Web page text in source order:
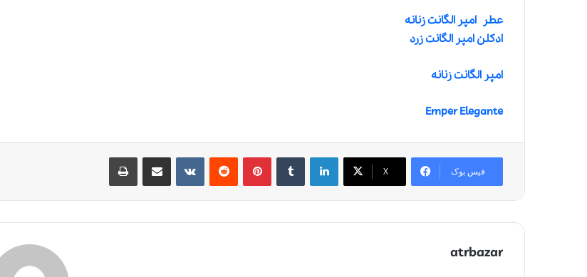
عطر امپر الگانت زنانه
ادکلن امپر الگانت زرد
امپر الگانت زنانه
Emper Elegante
فیس بوک X
لینکدین ‫تامبلر ‫پین‌ترست‫رددیت ‫VKontakteاشتراک گذاری از طریق ایمیل چاپ
atrbazar